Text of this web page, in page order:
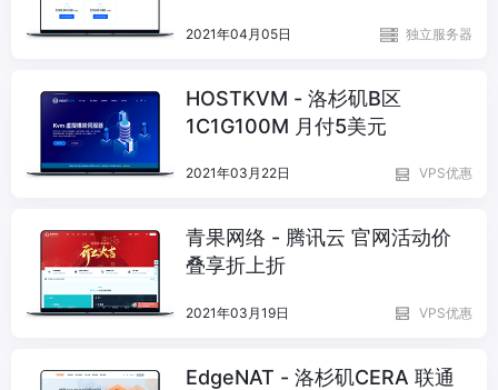
2021年04月05日 独立服务器
HOSTKVM - 洛杉矶B区
1C1G100M 月付5美元
2021年03月22日 VPS优惠
青果网络 - 腾讯云 官网活动价
叠享折上折
2021年03月19日 VPS优惠
EdgeNAT - 洛杉矶CERA 联通